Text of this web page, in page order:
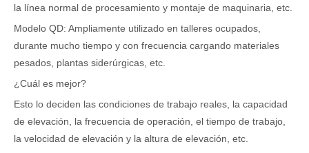
la línea normal de procesamiento y montaje de maquinaria, etc.
Modelo QD: Ampliamente utilizado en talleres ocupados,
durante mucho tiempo y con frecuencia cargando materiales
pesados, plantas siderúrgicas, etc.
¿Cuál es mejor?
Esto lo deciden las condiciones de trabajo reales, la capacidad
de elevación, la frecuencia de operación, el tiempo de trabajo,
la velocidad de elevación y la altura de elevación, etc.